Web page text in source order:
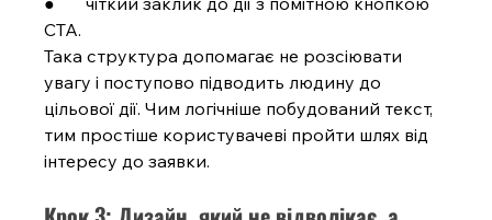
CTA.
Така структура допомагає не розсіювати
увагу і поступово підводить людину до
цільової дії. Чим логічніше побудований текст,
тим простіше користувачеві пройти шлях від
інтересу до заявки.